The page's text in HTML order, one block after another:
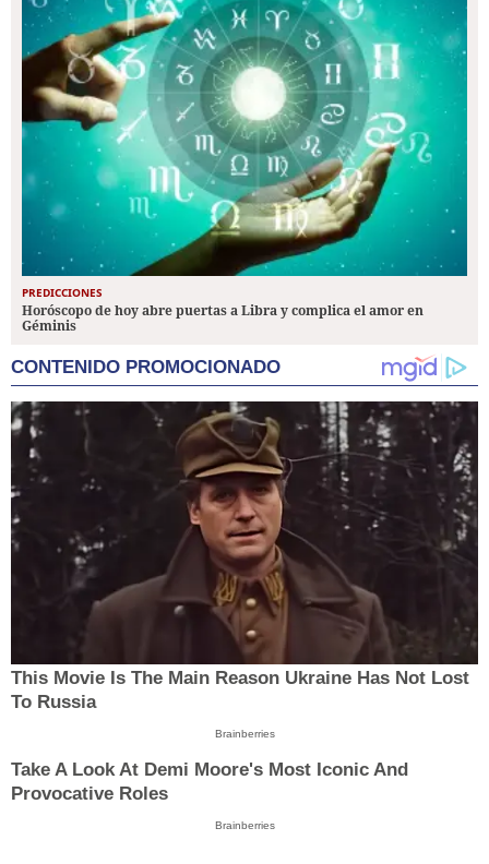
PREDICCIONES
Horóscopo de hoy abre puertas a Libra y complica el amor en
Géminis
CONTENIDO PROMOCIONADO
This Movie Is The Main Reason Ukraine Has Not Lost
To Russia
Brainberries
Take A Look At Demi Moore's Most Iconic And
Provocative Roles
Brainberries